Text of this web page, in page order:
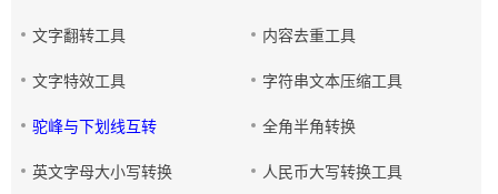
文字翻转工具 内容去重工具
文字特效工具 字符串文本压缩工具
驼峰与下划线互转 全角半角转换
英文字母大小写转换 人民币大写转换工具